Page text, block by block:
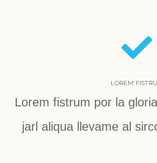
LOREM
Lorem fistrum por la
jarl aliqua llevame al